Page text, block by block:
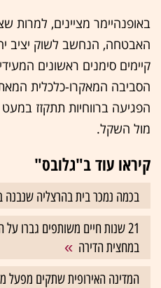
באופנהיימר מציינים, למרות
האבטחה, הנחשב לשוק יציב
קיימים סימנים ראשונים
הסביבה המאקרו-כלכלית
הפגיעה ברווחיות תתקזז
מול השקל.
קיראו עוד ב"גלובס"
בכמה נמכר בית בהרצליה שנבנה בשנת
21 שנות חיים משותפים גברו על
במחצית הדירה
המדינה האירופית שתקים מפעל